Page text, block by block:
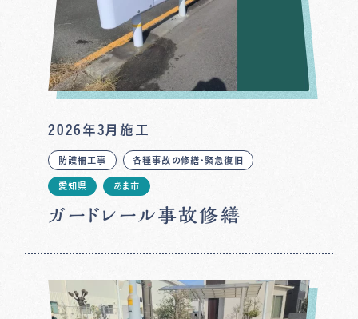
2026年3月施工
防護柵工事 各種事故の修繕・緊急復旧
愛知県 あま市
ガードレール事故修繕